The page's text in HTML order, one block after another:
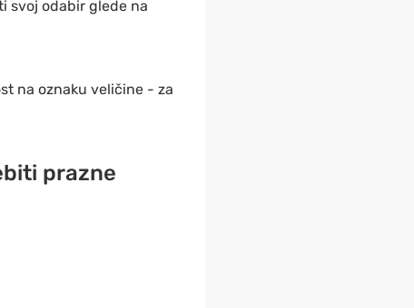
svoj odabir glede na
na oznaku veličine - za
prazne